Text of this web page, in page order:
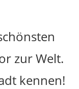
zur Welt.
kennen!